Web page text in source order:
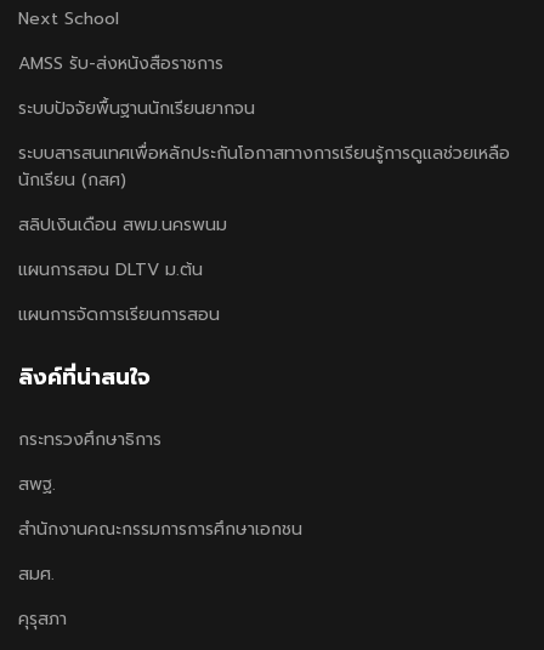
Next School
AMSS รับ-ส่งหนังสือราชการ
ระบบปัจจัยพื้นฐานนักเรียนยากจน
ระบบสารสนเทศเพื่อหลักประกันโอกาสทางการเรียนรู้การดูแลช่วยเหลือ
นักเรียน (กสศ)
สลิปเงินเดือน สพม.นครพนม
แผนการสอน DLTV ม.ต้น
แผนการจัดการเรียนการสอน
ลิงค์ที่น่าสนใจ
กระทรวงศึกษาธิการ
สพฐ.
สำนักงานคณะกรรมการการศึกษาเอกชน
สมศ.
คุรุสภา